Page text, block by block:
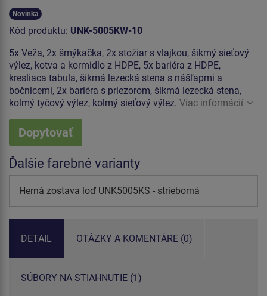
Novinka
Kód produktu: UNK-5005KW-10
5x Veža, 2x šmýkačka, 2x stožiar s vlajkou, šikmý sieťový
výlez, kotva a kormidlo z HDPE, 5x bariéra z HDPE,
kresliaca tabula, šikmá lezecká stena s nášľapmi a
bočnicemi, 2x bariéra s priezorom, šikmá lezecká stena,
kolmý tyčový výlez, kolmý sieťový výlez. Viac informácií
Dopytovať
Ďalšie farebné varianty
Herná zostava loď UNK5005KS - strieborná
DETAIL OTÁZKY A KOMENTÁRE (0)
SÚBORY NA STIAHNUTIE (1)